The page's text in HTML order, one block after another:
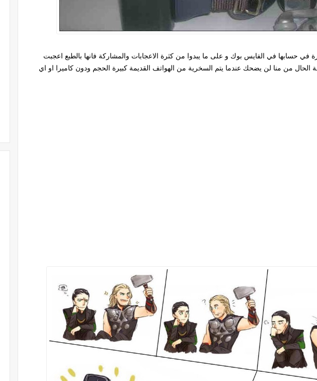
في حسابها في الفايس بوك و على ما يبدوا من كثرة الاعجابات والمشاركة فانها بالطبع اعجبت
الحال من منا لن يضحك عندما يتم السخرية من الهواتف القديمة كبيرة الحجم ودون كاميرا او اي